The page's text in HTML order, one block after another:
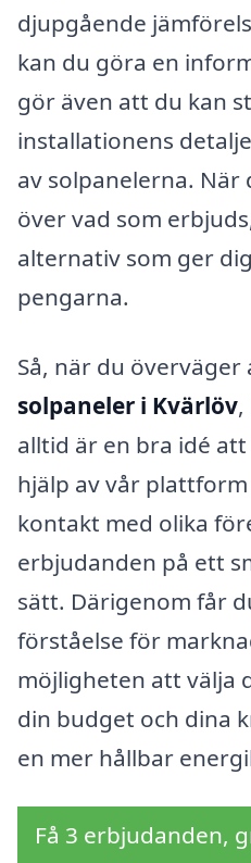
djupgående
kan du göra en
gör även att du kan
installationens
av solpanelerna. När
över vad som
alternativ som ger
pengarna.
Så, när du
solpaneler i Kvärlöv,
alltid är en bra idé
hjälp av vår
kontakt med olika
erbjudanden på ett
sätt. Därigenom får
förståelse för
möjligheten att välja
din budget och dina
en mer hållbar
Få 3 erbjudanden,